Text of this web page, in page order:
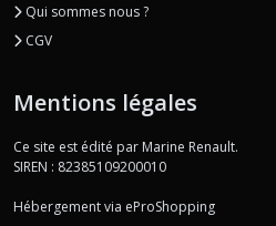
Qui sommes nous ?
CGV
Mentions légales
Ce site est édité par Marine Renault.
SIREN : 82385109200010
Hébergement via eProShopping